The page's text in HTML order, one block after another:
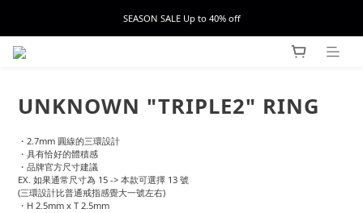
SEASON SALE Up to 40% off
UNKNOWN "TRIPLE2" RING
・2.7mm 圓線的三環設計
・具有恰好的體積感
・品牌官方尺寸建議
EX. 如果通常尺寸為 15 -> 本款可選擇 13 號
(三環設計比普通戒指感覺大一號左右)
・H 2.5mm x T 2.5mm